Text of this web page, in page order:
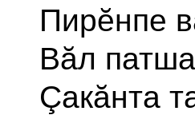
Пирĕнпе
Вăл
Çакăнта